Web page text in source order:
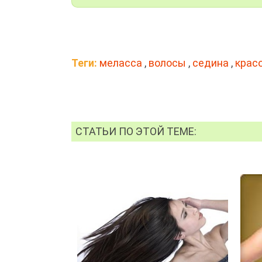
Теги: меласса , волосы , седина ,
СТАТЬИ ПО ЭТОЙ ТЕМЕ: